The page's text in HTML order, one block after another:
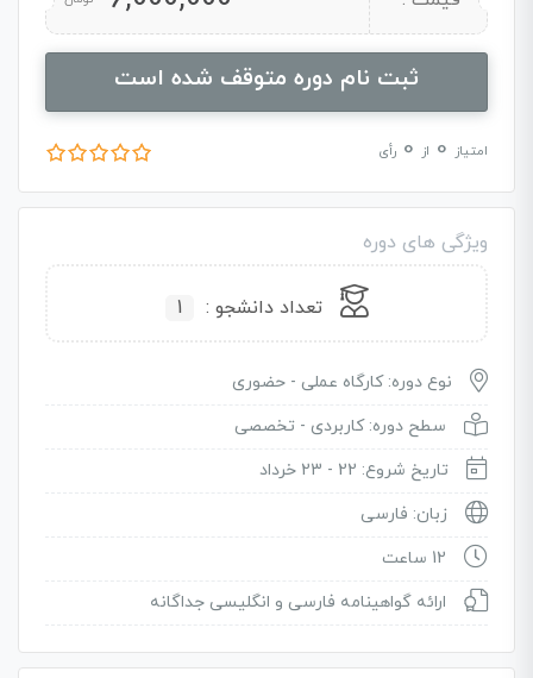
ثبت نام دوره متوقف شده است
امتیاز 0 از 0 رأی
ویژگی های دوره
تعداد دانشجو : 1
نوع دوره: کارگاه عملی - حضوری
سطح دوره: کاربردی - تخصصی
تاریخ شروع: 22 - 23 خرداد
زبان: فارسی
12 ساعت
ارائه گواهینامه فارسی و انگلیسی جداگانه